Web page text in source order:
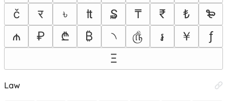
č
र ৳ ₶ ₷ ₸ ₹ ₺
₻
₼
₽ ₾ ₿ ৲ ௹ ៛ ￥
ƒ
Ξ
Law